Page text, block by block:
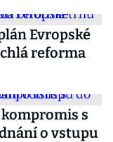
Evropské
reforma
s
o vstupu